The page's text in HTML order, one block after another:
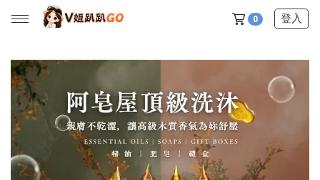
0 登入
所有產品
【V姐團購專屬優惠】
【春季下殺特賣】